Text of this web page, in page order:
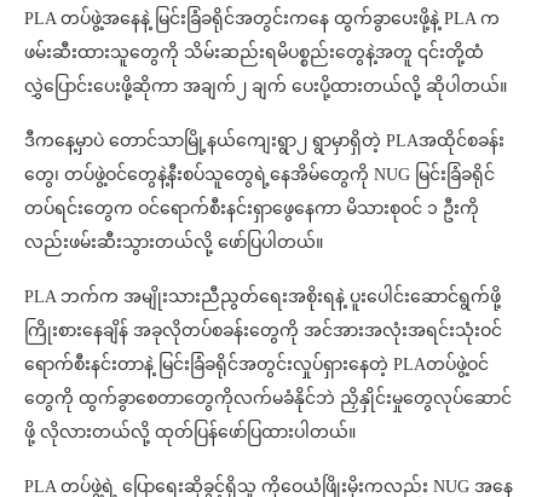
PLA တပ်ဖွဲ့အနေနဲ့ မြင်းခြံခရိုင်အတွင်းကနေ ထွက်ခွာပေးဖို့နဲ့ PLA က
ဖမ်းဆီးထားသူတွေကို သိမ်းဆည်းရမိပစ္စည်းတွေနဲ့အတူ ၎င်းတို့ထံ
လွှဲပြောင်းပေးဖို့ဆိုကာ အချက်၂ ချက် ပေးပို့ထားတယ်လို့ ဆိုပါတယ်။
ဒီကနေ့မှာပဲ တောင်သာမြို့နယ်ကျေးရွာ၂ ရွာမှာရှိတဲ့ PLAအထိုင်စခန်း
တွေ၊ တပ်ဖွဲ့ဝင်တွေနဲ့နီးစပ်သူတွေရဲ့နေအိမ်တွေကို NUG မြင်းခြံခရိုင်
တပ်ရင်းတွေက ဝင်ရောက်စီးနင်းရှာဖွေနေကာ မိသားစုဝင် ၁ ဦးကို
လည်းဖမ်းဆီးသွားတယ်လို့ ဖော်ပြပါတယ်။
PLA ဘက်က အမျိုးသားညီညွတ်ရေးအစိုးရနဲ့ ပူးပေါင်းဆောင်ရွက်ဖို့
ကြိုးစားနေချိန် အခုလိုတပ်စခန်းတွေကို အင်အားအလုံးအရင်းသုံးဝင်
ရောက်စီးနင်းတာနဲ့ မြင်းခြံခရိုင်အတွင်းလှုပ်ရှားနေတဲ့ PLAတပ်ဖွဲ့ဝင်
တွေကို ထွက်ခွာစေတာတွေကိုလက်မခံနိုင်ဘဲ ညှိနှိုင်းမှုတွေလုပ်ဆောင်
ဖို့ လိုလားတယ်လို့ ထုတ်ပြန်ဖော်ပြထားပါတယ်။
PLA တပ်ဖွဲ့ရဲ့ ပြောရေးဆိုခွင့်ရှိသူ ကိုဝေယံဖြိုးမိုးကလည်း NUG အနေ